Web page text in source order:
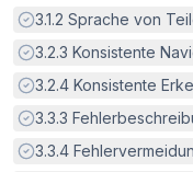
Erfüllt:
3.1.2 Sprache von
Erfüllt:
3.2.3 Konsistente
Erfüllt:
3.2.4 Konsistente
Erfüllt:
3.3.3
Erfüllt:
3.3.4